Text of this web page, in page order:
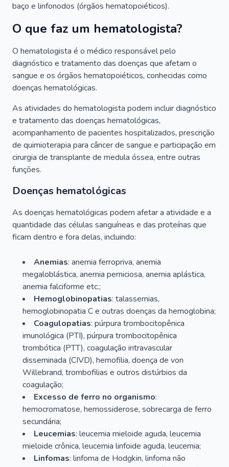
baço e linfonodos (órgãos hematopoiéticos).
O que faz um hematologista?
O hematologista é o médico responsável pelo
diagnóstico e tratamento das doenças que afetam o
sangue e os órgãos hematopoiéticos, conhecidas como
doenças hematológicas.
As atividades do hematologista podem incluir diagnóstico
e tratamento das doenças hematológicas,
acompanhamento de pacientes hospitalizados, prescrição
de quimioterapia para câncer de sangue e participação em
cirurgia de transplante de medula óssea, entre outras
funções.
Doenças hematológicas
As doenças hematológicas podem afetar a atividade e a
quantidade das células sanguíneas e das proteínas que
ficam dentro e fora delas, incluindo:
Anemias: anemia ferropriva, anemia
megaloblástica, anemia perniciosa, anemia aplástica,
anemia falciforme etc.;
Hemoglobinopatias: talassemias,
hemoglobinopatia C e outras doenças da hemoglobina;
Coagulopatias: púrpura trombocitopênica
imunológica (PTI), púrpura trombocitopênica
trombótica (PTT), coagulação intravascular
disseminada (CIVD), hemofilia, doença de von
Willebrand, trombofilias e outros distúrbios da
coagulação;
Excesso de ferro no organismo:
hemocromatose, hemossiderose, sobrecarga de ferro
secundária;
Leucemias: leucemia mieloide aguda, leucemia
mieloide crônica, leucemia linfoide aguda, leucemia;
Linfomas: linfoma de Hodgkin, linfoma não